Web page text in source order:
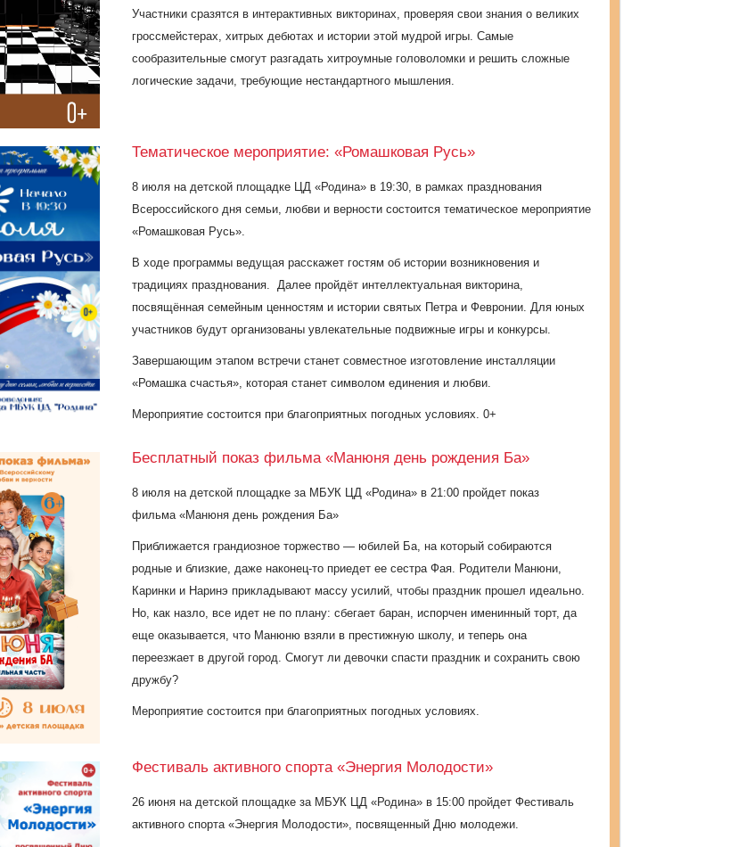
Участники сразятся в интерактивных викторинах, проверяя свои знания о великих
гроссмейстерах, хитрых дебютах и истории этой мудрой игры. Самые
сообразительные смогут разгадать хитроумные головоломки и решить сложные
логические задачи, требующие нестандартного мышления.
Тематическое мероприятие: «Ромашковая Русь»
8 июля на детской площадке ЦД «Родина» в 19:30, в рамках празднования
Всероссийского дня семьи, любви и верности состоится тематическое мероприятие
«Ромашковая Русь».
В ходе программы ведущая расскажет гостям об истории возникновения и
традициях празднования.
Далее пройдёт интеллектуальная викторина,
посвящённая семейным ценностям и истории святых Петра и Февронии. Для юных
участников будут организованы увлекательные подвижные игры и конкурсы.
Завершающим этапом встречи станет совместное изготовление инсталляции
«Ромашка счастья», которая станет символом единения и любви.
Мероприятие состоится при благоприятных погодных условиях. 0+
Бесплатный показ фильма «Манюня день рождения Ба»
8 июля на детской площадке за МБУК ЦД «Родина» в 21:00 пройдет показ
фильма «Манюня день рождения Ба»
Приближается грандиозное торжество — юбилей Ба, на который собираются
родные и близкие, даже наконец-то приедет ее сестра Фая. Родители Манюни,
Каринки и Наринэ прикладывают массу усилий, чтобы праздник прошел идеально.
Но, как назло, все идет не по плану: сбегает баран, испорчен именинный торт, да
еще оказывается, что Манюню взяли в престижную школу, и теперь она
переезжает в другой город. Смогут ли девочки спасти праздник и сохранить свою
дружбу?
Мероприятие состоится при благоприятных погодных условиях.
Фестиваль активного спорта «Энергия Молодости»
26 июня на детской площадке за МБУК ЦД «Родина» в 15:00 пройдет Фестиваль
активного спорта «Энергия Молодости», посвященный Дню молодежи.